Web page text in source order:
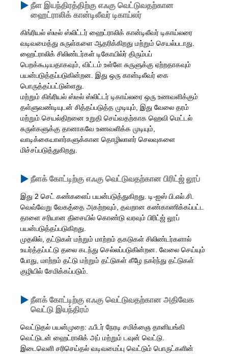
நீள இயந்திரத்திற்கு எஃகு வெட்டுவதற்கான
ஹைட்ராலிக் கான்டிலீவர் டிகாய்லர்
கிங்ரியல் ஸ்டீல் ஸ்லிட்டர் ஹைட்ராலிக் கான்டிலீவர் டிகாய்லரை
வடிவமைத்து சுருள்களை ஆதரிக்கிறது மற்றும் செயல்படாது.
ஹைட்ராலிக் சிலிண்டர்கள் டிகோயில்ர் திரும்பப்
பெறக்கூடியதாகவும், விட்டம் உள்ளே சுருளுக்கு ஏற்றதாகவும்
பயன்படுத்தப்படுகின்றன. இது ஒரு கான்டிலீவர் கை
பொருத்தப்பட்டுள்ளது.
மற்றும் கிங்ரியல் ஸ்டீல் ஸ்லிட்டர் டிகாய்லரை ஒரு உணவளிக்கும்
தள்ளுவண்டியுடன் சித்தப்படுத்த முடியும், இது வேலை தரம்
மற்றும் செயல்திறனை உறுதி செய்வதற்காக ஹெவி மெட்டல்
சுருள்களுக்கு தானாகவே உணவளிக்க முடியும்,
வாடிக்கையாளர்களுக்கான தொழிலாளர் செலவுகளை
மிச்சப்படுத்துகிறது.
நீளக் கோட்டிற்கு எஃகு வெட்டுவதற்கான பிரிட்ஜ் லூப்
இது 2 செட் கண்களைப் பயன்படுத்துகிறது. டி-ஐஸ் பி.எல்.சி.
வெவ்வேறு வேகத்தை அகற்றவும், தவறான கண்காணிக்கப்பட்ட
தாளை சரியான திசையில் கொண்டு வரவும் பிரிட்ஜ் லூப்
பயன்படுத்தப்படுகிறது.
முதலில், தட்டுகள் மற்றும் மாற்றம் தகடுகள் சிலிண்டர்களால்
உயர்த்தப்பட்டு தலை கடந்து செல்லப்படுகின்றன. வேலை செய்யும்
போது, ​​மாற்றம் தட்டு மற்றும் தட்டுகள் கீழே நகர்ந்து தட்டுகள்
குழியில் சேமிக்கப்படும்.
நீளக் கோட்டிற்கு எஃகு வெட்டுவதற்கான அதிவேக
வெட்டு இயந்திரம்
வெட்டுதல் பயன்முறை: ஃபீடர் நேரடி சமிக்ஞை தானியங்கி
வெட்டுடன் ஹைட்ராலிக் அப் மற்றும் டவுன் வெட்டு.
இடைவெளி சரிசெய்தல் வடிவமைப்பு வெட்டும் பொருட்களின்